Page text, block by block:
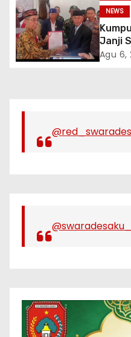
NEWS
Janji
Dan
Agu 6,